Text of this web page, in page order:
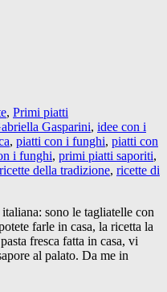
, Primi piatti
Gasparini, idee con i
, piatti con i funghi, piatti con
i funghi, primi piatti saporiti,
ricette della tradizione, ricette di
sono le tagliatelle con
farle in casa, la ricetta la
fresca fatta in casa, vi
al palato. Da me in